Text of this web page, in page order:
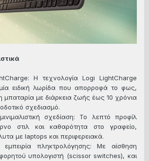
Η τεχνολογία Logi LightCharge
ειδική λωρίδα που απορροφά το φως,
μπαταρία με διάρκεια ζωής έως 10 χρόνια
σχεδιασμό.
σχεδίαση: Το λεπτό προφίλ
στιλ και καθαρότητα στο γραφείο,
με laptops και περιφερειακά.
πληκτρολόγησης: Με αίσθηση
υπολογιστή (scissor switches), και